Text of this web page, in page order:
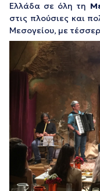
Ελλάδα σε όλη τη
στις πλούσιες και
Μεσογείου, με